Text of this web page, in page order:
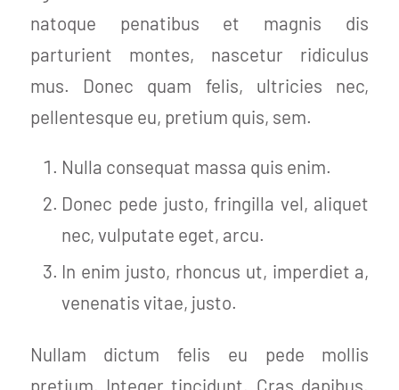
natoque penatibus et magnis dis
parturient montes, nascetur ridiculus
mus. Donec quam felis, ultricies nec,
pellentesque eu, pretium quis, sem.
Nulla consequat massa quis enim.
Donec pede justo, fringilla vel, aliquet
nec, vulputate eget, arcu.
In enim justo, rhoncus ut, imperdiet a,
venenatis vitae, justo.
Nullam dictum felis eu pede mollis
pretium. Integer tincidunt. Cras dapibus.